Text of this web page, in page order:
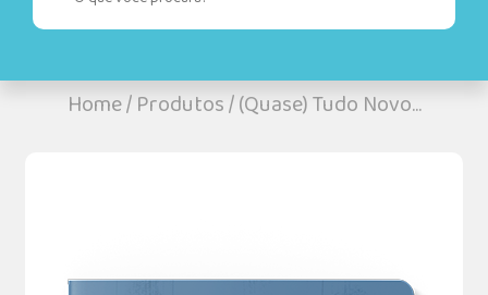
Home/Produtos/(Quase) Tudo Novo...